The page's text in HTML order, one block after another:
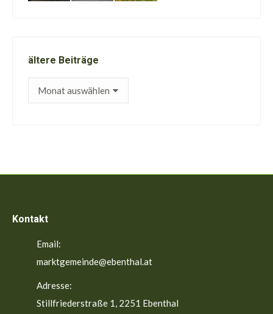
ältere Beiträge
ältere
Kontakt
Email:
marktgemeinde@ebenthal.at
Adresse:
Stillfriederstraße 1, 2251 Ebenthal